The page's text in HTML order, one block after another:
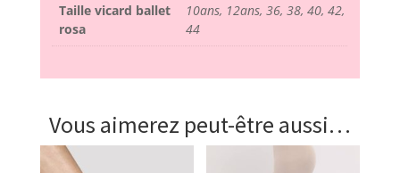
Taille vicard ballet
rosa
10ans, 12ans, 36, 38, 40, 42,
44
Vous aimerez peut-être aussi…